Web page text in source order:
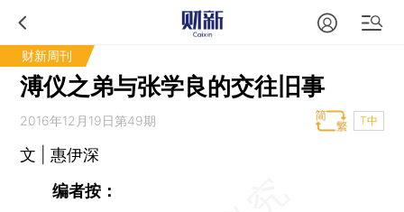
财新周刊
溥仪之弟与张学良的交往旧事
2016年12月19日第49期 T中
文 | 惠伊深
编者按：